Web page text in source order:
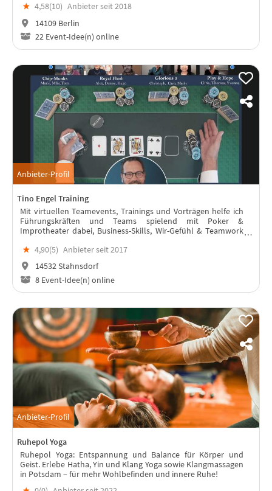
erhöhen. Wir finden gemeins
★ 4,58(10) Anbieter seit 2018
14109 Berlin
22 Event-Idee(n) online
Anbieter-Profil
Tino Engel Training
Mit virtuellen Teamevents, Trainings und Vorträgen helfe ich
Führungskräften und Teams spielend mit Poker &
Improtheater dabei, Business-Skills, Wir-Gefühl & Teamwork
★ 4,90(5) Anbieter seit 2017
14532 Stahnsdorf
8 Event-Idee(n) online
Anbieter-Profil
Ruhepol Yoga
Ruhepol Yoga: Entspannung und Balance für Körper und
Geist. Erlebe Hatha, Yin und Klang Yoga sowie Klangmassagen
in Potsdam – für mehr Wohlbefinden und innere Ruhe!